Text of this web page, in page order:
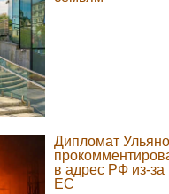
Дипломат
в адрес РФ из-
ЕС